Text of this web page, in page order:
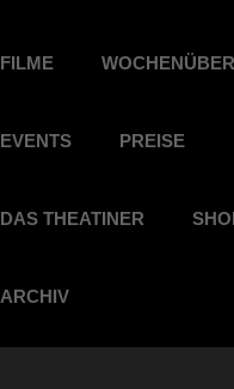
FILME
EVENTS PREISE
DAS THEATINER
ARCHIV